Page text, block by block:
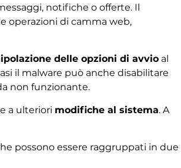
notifiche o offerte. Il
operazioni di camma web,
delle opzioni di avvio al
il malware può anche disabilitare
non funzionante.
a ulteriori modifiche al sistema. A
possono essere raggruppati in due